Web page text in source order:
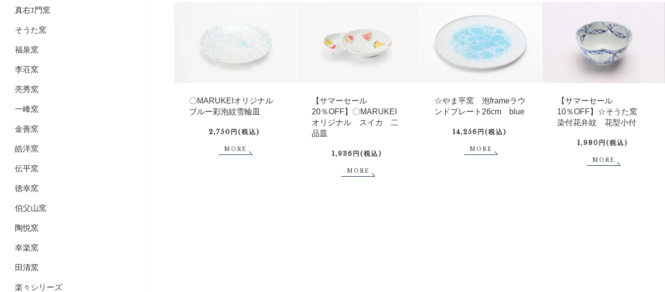
〇MARUKEIオリジナル
ブルー彩泡紋雪輪皿
2,750円(税込)
MORE
【サマーセール
20％OFF】〇MARUKEI
オリジナル スイカ 二
品皿
1,936円(税込)
MORE
☆やま平窯 泡frameラウ
ンドプレート26cm blue
14,256円(税込)
MORE
【サマーセール
10％OFF】☆そうた窯
染付花弁紋 花型小付
1,980円(税込)
MORE
真右ｴ門窯
そうた窯
福泉窯
李荘窯
亮秀窯
一峰窯
金善窯
皓洋窯
伝平窯
徳幸窯
伯父山窯
陶悦窯
幸楽窯
田清窯
楽々シリーズ